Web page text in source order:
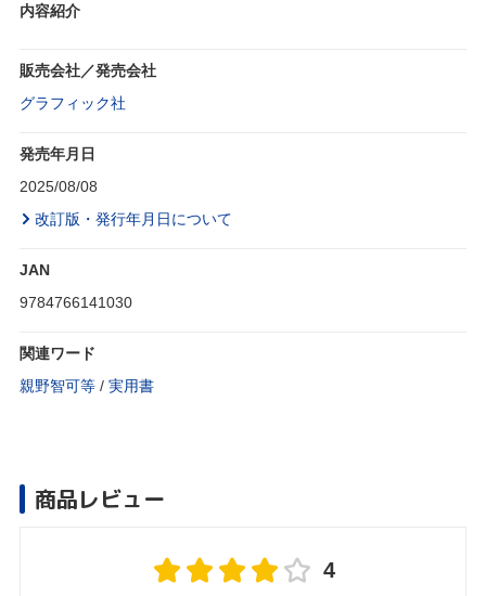
内容紹介
販売会社／発売会社
グラフィック社
発売年月日
2025/08/08
改訂版・発行年月日について
JAN
9784766141030
関連ワード
親野智可等 / 実用書
商品レビュー
4